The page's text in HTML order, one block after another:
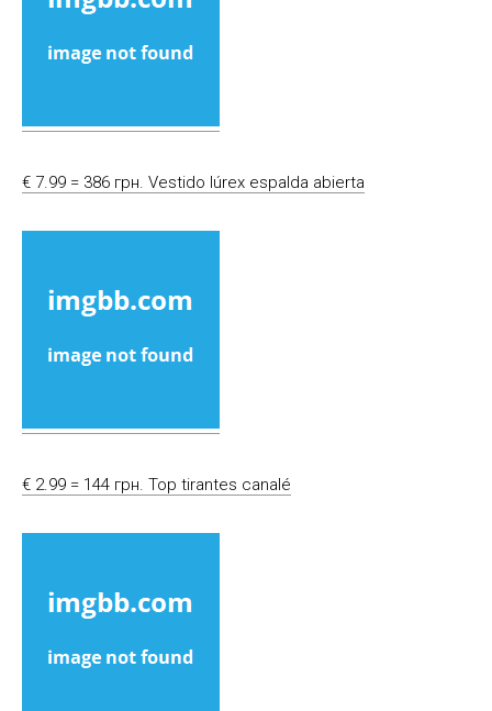
€ 7.99 = 386 грн. Vestido lúrex espalda abierta
€ 2.99 = 144 грн. Top tirantes canalé